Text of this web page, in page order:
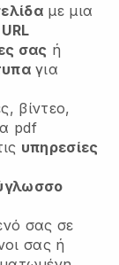
με μια
σας ή
για
βίντεο,
pdf
υπηρεσίες
σας σε
σας ή